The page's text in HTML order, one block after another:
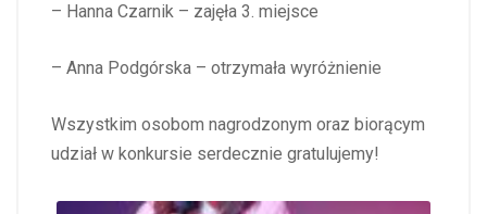
– Hanna Czarnik – zajęła 3. miejsce
– Anna Podgórska – otrzymała wyróżnienie
Wszystkim osobom nagrodzonym oraz biorącym
udział w konkursie serdecznie gratulujemy!